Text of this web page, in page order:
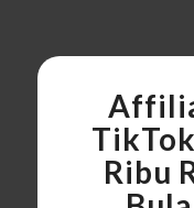
Ribu